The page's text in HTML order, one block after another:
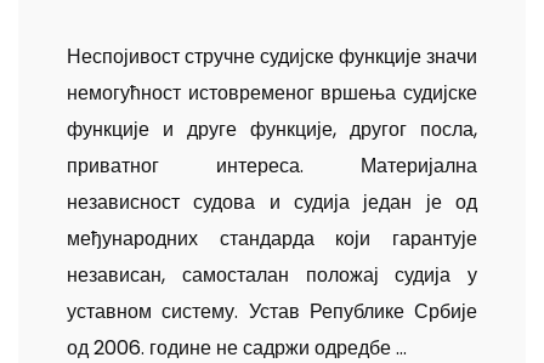
Неспојивост стручне судијске функције значи
немогућност истовременог вршења судијске
функције и друге функције, другог посла,
приватног интереса. Материјална
независност судова и судија један је од
међународних стандарда који гарантује
независан, самосталан положај судија у
уставном систему. Устав Републике Србије
од 2006. године не садржи одредбе ...